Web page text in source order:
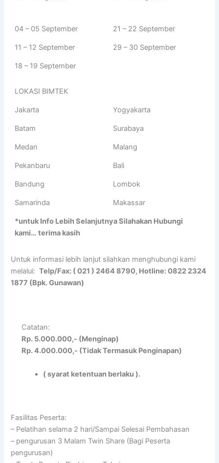
04 – 05 September 21 – 22 September
11 – 12 September 29 – 30 September
18 – 19 September
LOKASI BIMTEK
Jakarta Yogyakarta
Batam Surabaya
Medan Malang
Pekanbaru Bali
Bandung Lombok
Samarinda Makassar
*untuk Info Lebih Selanjutnya Silahakan Hubungi
kami… terima kasih
Untuk informasi lebih lanjut silahkan menghubungi kami
melalui:Telp/Fax: ( 021 ) 2464 8790, Hotline: 0822 2324
1877 (Bpk. Gunawan)
Catatan:
Rp. 5.000.000,- (Menginap)
Rp. 4.000.000,- (Tidak Termasuk Penginapan)
( syarat ketentuan berlaku ).
Fasilitas Peserta:
– Pelatihan selama 2 hari/Sampai Selesai Pembahasan
– pengurusan 3 Malam Twin Share (Bagi Peserta
pengurusan)